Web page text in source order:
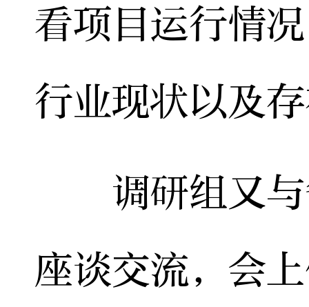
看项目运行情
行业现状以及
调研组又与
座谈交流，会